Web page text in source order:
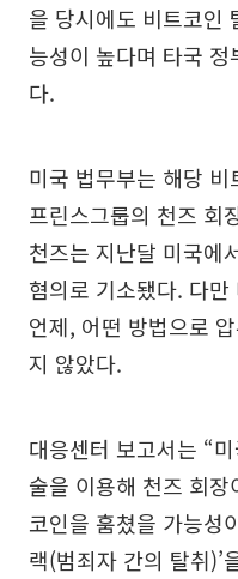
을 당시에도 비트코인
능성이 높다며 타국
다.
미국 법무부는 해당
프린스그룹의 천즈 회
천즈는 지난달 미국에
혐의로 기소됐다. 다
언제, 어떤 방법으로
지 않았다.
대응센터 보고서는 “
술을 이용해 천즈 회
코인을 훔쳤을 가능성
랙(범죄자 간의 탈취)’